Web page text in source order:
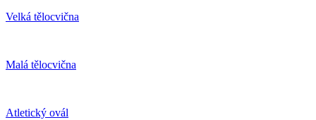
Velká tělocvična
Malá tělocvična
Atletický ovál